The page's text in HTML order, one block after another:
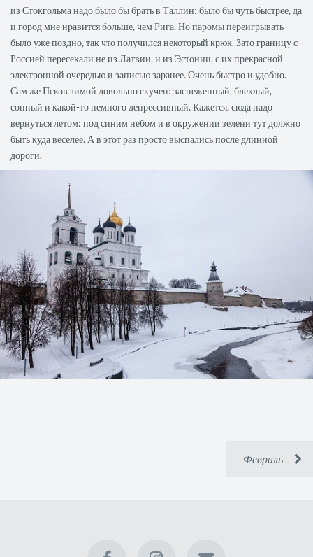
из Стокгольма надо было бы брать в Таллин: было бы чуть быстрее, да
и город мне нравится больше, чем Рига. Но паромы переигрывать
было уже поздно, так что получился некоторый крюк. Зато границу с
Россией пересекали не из Латвии, и из Эстонии, с их прекрасной
электронной очередью и записью заранее. Очень быстро и удобно.
Сам же Псков зимой довольно скучен: заснеженный, блеклый,
сонный и какой-то немного депрессивный. Кажется, сюда надо
вернуться летом: под синим небом и в окружении зелени тут должно
быть куда веселее. А в этот раз просто выспались после длинной
дороги.
Февраль